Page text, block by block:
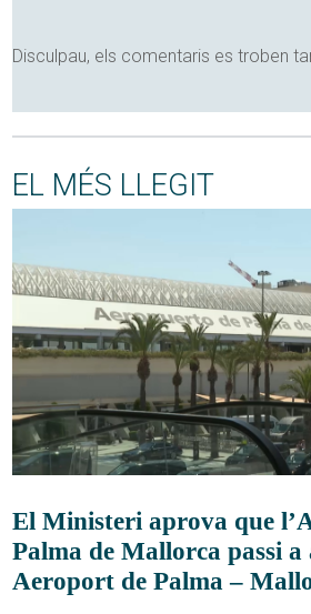
Disculpau, els comentaris es troben
EL MÉS LLEGIT
El Ministeri aprova que
Palma de Mallorca passi a
Aeroport de Palma –